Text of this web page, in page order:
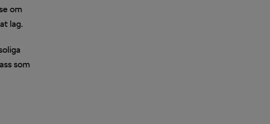
om
lag.
som